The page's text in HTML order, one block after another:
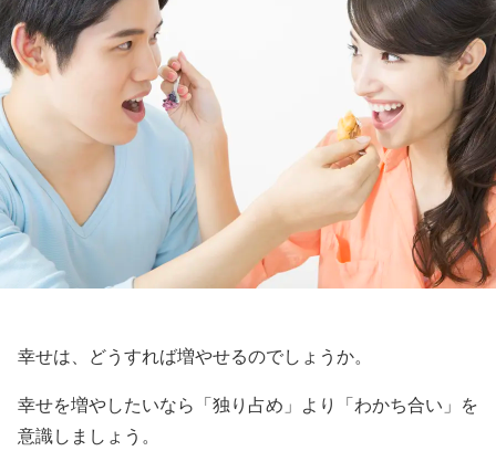
幸せは、どうすれば増やせるのでしょうか。
幸せを増やしたいなら「独り占め」より「わかち合い」を
意識しましょう。